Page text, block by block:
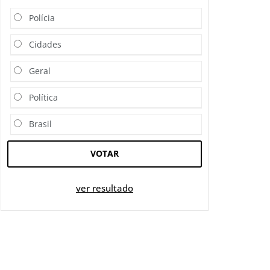
Polícia
Cidades
Geral
Política
Brasil
VOTAR
ver resultado